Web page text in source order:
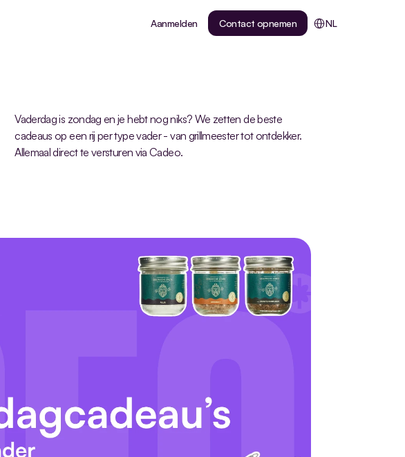
Aanmelden Contact opnemen
Select Language
NL
Vaderdag is zondag en je hebt nog niks? We zetten de beste
cadeaus op een rij per type vader - van grillmeester tot ontdekker.
Allemaal direct te versturen via Cadeo.